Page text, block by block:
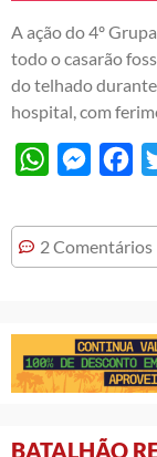
A ação do 4º
todo o casarão
do telhado
hospital, com
WhatsApp
2 Comentários
BATALHÃO